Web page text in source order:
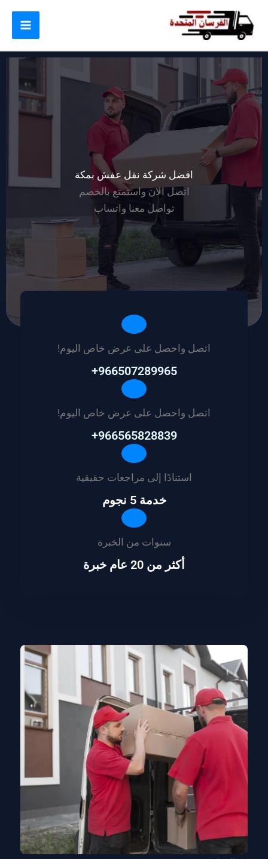
المحتوى
افضل شركة نقل عفش بمكة
اتصل الان واستمتع بالخصم
تواصل معنا واتساب
اتصل واحصل على عرض خاص اليوم!
966507289965+
اتصل واحصل على عرض خاص اليوم!
966565828839+
استنادًا إلى مراجعات حقيقية
خدمة 5 نجوم
سنوات من الخبرة
أكثر من 20 عام خبرة